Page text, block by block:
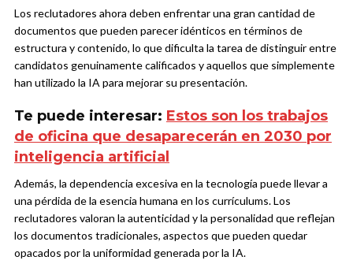
Los reclutadores ahora deben enfrentar una gran cantidad de
documentos que pueden parecer idénticos en términos de
estructura y contenido, lo que dificulta la tarea de distinguir entre
candidatos genuinamente calificados y aquellos que simplemente
han utilizado la IA para mejorar su presentación.
Te puede interesar: Estos son los trabajos
de oficina que desaparecerán en 2030 por
inteligencia artificial
Además, la dependencia excesiva en la tecnología puede llevar a
una pérdida de la esencia humana en los currículums. Los
reclutadores valoran la autenticidad y la personalidad que reflejan
los documentos tradicionales, aspectos que pueden quedar
opacados por la uniformidad generada por la IA.